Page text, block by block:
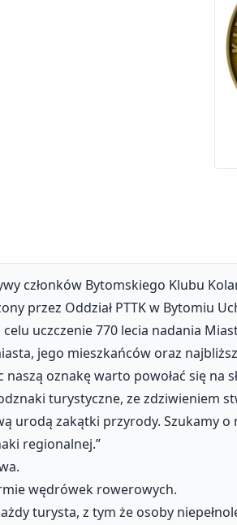
członków Bytomskiego Klubu
przez Oddział PTTK w Bytomiu
uczczenie 770 lecia nadania
jego mieszkańców oraz
oznakę warto powołać się
turystyczne, ze zdziwieniem
urodą zakątki przyrody. Szukamy
regionalnej.”
wędrówek rowerowych.
turysta, z tym że osoby